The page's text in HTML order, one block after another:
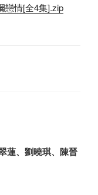
戀情[全4集].zip
蓮、劉曉琪、陳晉